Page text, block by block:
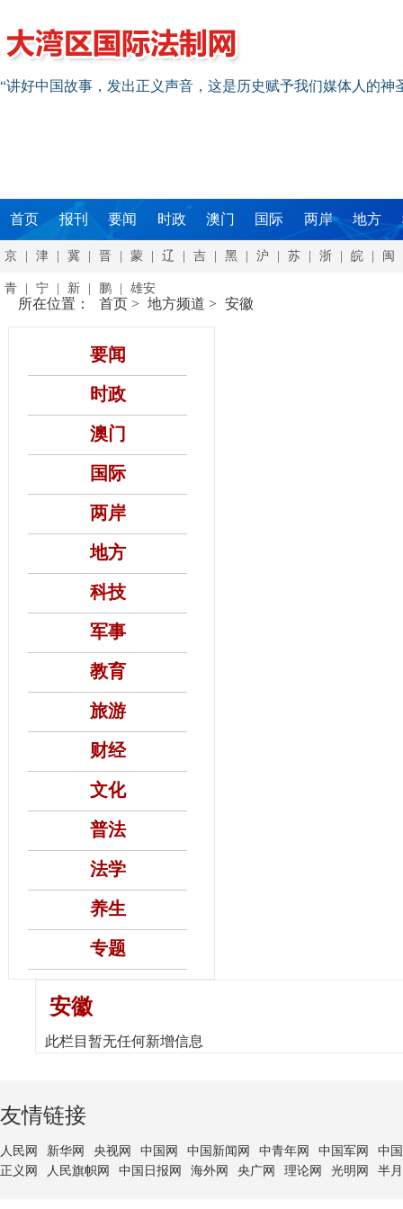
“讲好中国故事，发出正义声音，这是历史赋予我们媒体人的
首页 报刊 要闻 时政 澳门 国际 两岸 地方
京 津 冀 晋 蒙 辽 吉 黑 沪 苏 浙 皖 闽
青 宁 新 鹏 雄安
所在位置： 首页 > 地方频道 > 安徽
要闻
时政
澳门
国际
两岸
地方
科技
军事
教育
旅游
财经
文化
普法
法学
养生
专题
安徽
此栏目暂无任何新增信息
友情链接
人民网 新华网 央视网 中国网 中国新闻网 中青年网 中国军网
中
正义网
人民旗帜网 中国日报网 海外网 央广网 理论网 光明网 半